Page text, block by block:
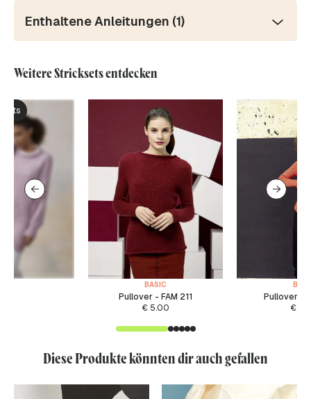
Enthaltene Anleitungen (1)
Weitere Stricksets entdecken
BASIC
Pullover - FAM 211
€ 5.00
Pullover -
€
Diese Produkte könnten dir auch gefallen